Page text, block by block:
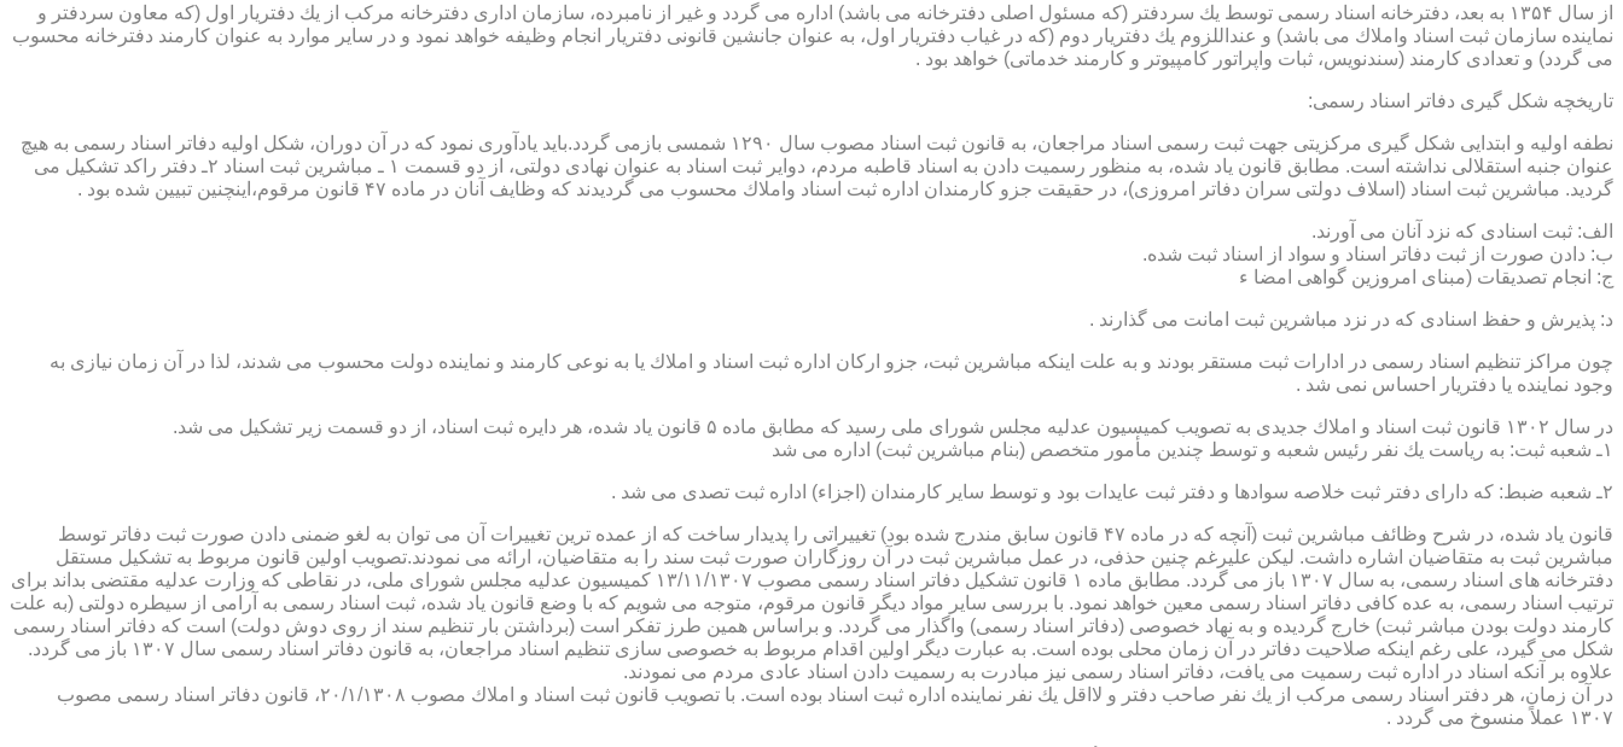
از سال ۱۳۵۴ به بعد، دفترخانه اسناد رسمی توسط یك سردفتر (كه مسئول اصلی دفترخانه می باشد) اداره می گردد و غیر از نامبرده، سازمان اداری دفترخانه مركب از یك دفتریار اول (كه معاون سردفتر و
نماینده سازمان ثبت اسناد واملاك می باشد) و عنداللزوم یك دفتریار دوم (كه در غیاب دفتریار اول، به عنوان جانشین قانونی دفتریار انجام وظیفه خواهد نمود و در سایر موارد به عنوان كارمند دفترخانه محسوب
می گردد) و تعدادی كارمند (سندنویس، ثبات واپراتور كامپیوتر و كارمند خدماتی) خواهد بود .
تاریخچه شكل گیری دفاتر اسناد رسمی:
نطفه اولیه و ابتدایی شكل گیری مركزیتی جهت ثبت رسمی اسناد مراجعان، به قانون ثبت اسناد مصوب سال ۱۲۹۰ شمسی بازمی گردد.باید یادآوری نمود كه در آن دوران، شكل اولیه دفاتر اسناد رسمی به هیچ
عنوان جنبه استقلالی نداشته است. مطابق قانون یاد شده، به منظور رسمیت دادن به اسناد قاطبه مردم، دوایر ثبت اسناد به عنوان نهادی دولتی، از دو قسمت ۱ ـ مباشرین ثبت اسناد ۲ـ دفتر راكد تشكیل می
گردید. مباشرین ثبت اسناد (اسلاف دولتی سران دفاتر امروزی)، در حقیقت جزو كارمندان اداره ثبت اسناد واملاك محسوب می گردیدند كه وظایف آنان در ماده ۴۷ قانون مرقوم،اینچنین تبیین شده بود .
الف: ثبت اسنادی كه نزد آنان می آورند.
ب: دادن صورت از ثبت دفاتر اسناد و سواد از اسناد ثبت شده.
ج: انجام تصدیقات (مبنای امروزین گواهی امضا ء
د: پذیرش و حفظ اسنادی كه در نزد مباشرین ثبت امانت می گذارند .
چون مراكز تنظیم اسناد رسمی در ادارات ثبت مستقر بودند و به علت اینكه مباشرین ثبت، جزو اركان اداره ثبت اسناد و املاك یا به نوعی كارمند و نماینده دولت محسوب می شدند، لذا در آن زمان نیازی به
وجود نماینده یا دفتریار احساس نمی شد .
در سال ۱۳۰۲ قانون ثبت اسناد و املاك جدیدی به تصویب كمیسیون عدلیه مجلس شورای ملی رسید كه مطابق ماده ۵ قانون یاد شده، هر دایره ثبت اسناد، از دو قسمت زیر تشكیل می شد.
۱ـ شعبه ثبت: به ریاست یك نفر رئیس شعبه و توسط چندین مأمور متخصص (بنام مباشرین ثبت) اداره می شد
۲ـ شعبه ضبط: كه دارای دفتر ثبت خلاصه سوادها و دفتر ثبت عایدات بود و توسط سایر كارمندان (اجزاء) اداره ثبت تصدی می شد .
قانون یاد شده، در شرح وظائف مباشرین ثبت (آنچه كه در ماده ۴۷ قانون سابق مندرج شده بود) تغییراتی را پدیدار ساخت كه از عمده ترین تغییرات آن می توان به لغو ضمنی دادن صورت ثبت دفاتر توسط
مباشرین ثبت به متقاضیان اشاره داشت. لیكن علیرغم چنین حذفی، در عمل مباشرین ثبت در آن روزگاران صورت ثبت سند را به متقاضیان، ارائه می نمودند.تصویب اولین قانون مربوط به تشكیل مستقل
دفترخانه های اسناد رسمی، به سال ۱۳۰۷ باز می گردد. مطابق ماده ۱ قانون تشكیل دفاتر اسناد رسمی مصوب ۱۳/۱۱/۱۳۰۷ كمیسیون عدلیه مجلس شورای ملی، در نقاطی كه وزارت عدلیه مقتضی بداند برای
ترتیب اسناد رسمی، به عده كافی دفاتر اسناد رسمی معین خواهد نمود. با بررسی سایر مواد دیگر قانون مرقوم، متوجه می شویم كه با وضع قانون یاد شده، ثبت اسناد رسمی به آرامی از سیطره دولتی (به علت
كارمند دولت بودن مباشر ثبت) خارج گردیده و به نهاد خصوصی (دفاتر اسناد رسمی) واگذار می گردد. و براساس همین طرز تفكر است (برداشتن بار تنظیم سند از روی دوش دولت) است كه دفاتر اسناد رسمی
شكل می گیرد، علی رغم اینكه صلاحیت دفاتر در آن زمان محلی بوده است. به عبارت دیگر اولین اقدام مربوط به خصوصی سازی تنظیم اسناد مراجعان، به قانون دفاتر اسناد رسمی سال ۱۳۰۷ باز می گردد.
علاوه بر آنكه اسناد در اداره ثبت رسمیت می یافت، دفاتر اسناد رسمی نیز مبادرت به رسمیت دادن اسناد عادی مردم می نمودند.
در آن زمان، هر دفتر اسناد رسمی مركب از یك نفر صاحب دفتر و لااقل یك نفر نماینده اداره ثبت اسناد بوده است. با تصویب قانون ثبت اسناد و املاك مصوب ۲۰/۱/۱۳۰۸، قانون دفاتر اسناد رسمی مصوب
۱۳۰۷ عملاً منسوخ می گردد .